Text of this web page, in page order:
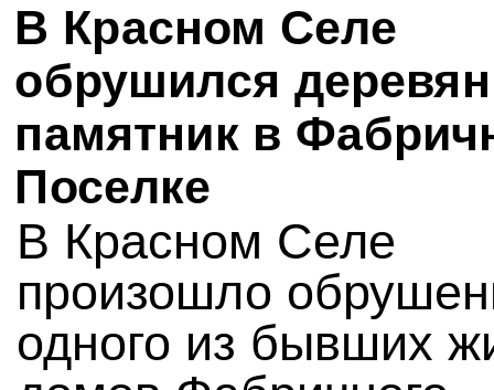
В Красном Селе
обрушился
памятник в
Поселке
В Красном Селе
произошло
одного из бывших